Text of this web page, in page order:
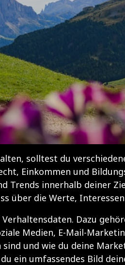
solltest du
Einkommen und
Trends innerhalb deiner
über die Werte,
Dazu
Medien, E-Mail-
sind und wie du deine
ein umfassendes Bild